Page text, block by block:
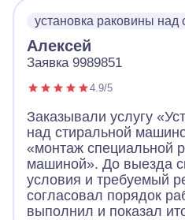
установка раковины
Алексей
Заявка 9989851
4.9/5
Заказывали услугу
над стиральной
«монтаж специальной
машиной». До выезда
условия и требуемый
согласовал порядок
выполнил и показал